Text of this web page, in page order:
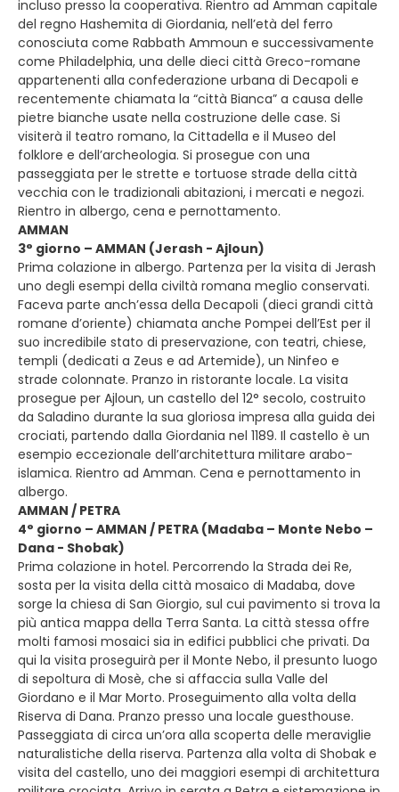
incluso presso la cooperativa. Rientro ad Amman capitale
del regno Hashemita di Giordania, nell’età del ferro
conosciuta come Rabbath Ammoun e successivamente
come Philadelphia, una delle dieci città Greco-romane
appartenenti alla confederazione urbana di Decapoli e
recentemente chiamata la “città Bianca” a causa delle
pietre bianche usate nella costruzione delle case. Si
visiterà il teatro romano, la Cittadella e il Museo del
folklore e dell’archeologia. Si prosegue con una
passeggiata per le strette e tortuose strade della città
vecchia con le tradizionali abitazioni, i mercati e negozi.
Rientro in albergo, cena e pernottamento.
AMMAN
3° giorno – AMMAN (Jerash - Ajloun)
Prima colazione in albergo. Partenza per la visita di Jerash
uno degli esempi della civiltà romana meglio conservati.
Faceva parte anch’essa della Decapoli (dieci grandi città
romane d’oriente) chiamata anche Pompei dell’Est per il
suo incredibile stato di preservazione, con teatri, chiese,
templi (dedicati a Zeus e ad Artemide), un Ninfeo e
strade colonnate. Pranzo in ristorante locale. La visita
prosegue per Ajloun, un castello del 12° secolo, costruito
da Saladino durante la sua gloriosa impresa alla guida dei
crociati, partendo dalla Giordania nel 1189. Il castello è un
esempio eccezionale dell’architettura militare arabo-
islamica. Rientro ad Amman. Cena e pernottamento in
albergo.
AMMAN / PETRA
4° giorno – AMMAN / PETRA (Madaba – Monte Nebo –
Dana - Shobak)
Prima colazione in hotel. Percorrendo la Strada dei Re,
sosta per la visita della città mosaico di Madaba, dove
sorge la chiesa di San Giorgio, sul cui pavimento si trova la
più antica mappa della Terra Santa. La città stessa offre
molti famosi mosaici sia in edifici pubblici che privati. Da
qui la visita proseguirà per il Monte Nebo, il presunto luogo
di sepoltura di Mosè, che si affaccia sulla Valle del
Giordano e il Mar Morto. Proseguimento alla volta della
Riserva di Dana. Pranzo presso una locale guesthouse.
Passeggiata di circa un’ora alla scoperta delle meraviglie
naturalistiche della riserva. Partenza alla volta di Shobak e
visita del castello, uno dei maggiori esempi di architettura